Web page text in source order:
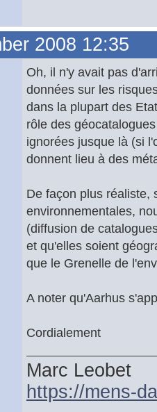
2008 12:35
Oh, il n'y avait pas
données sur les
dans la plupart des
rôle des
ignorées jusque là (si
donnent lieu à des
De façon plus réaliste,
environnementales,
(diffusion de
et qu'elles soient
que le Grenelle de
A noter qu'Aarhus
Cordialement
Marc Leobet
https://mens-